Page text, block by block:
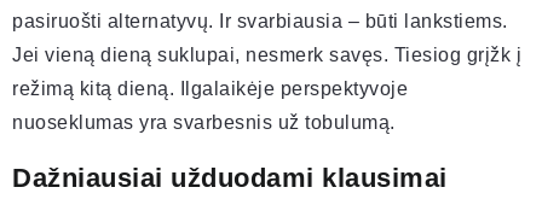
pasiruošti alternatyvų. Ir svarbiausia – būti lankstiems.
Jei vieną dieną suklupai, nesmerk savęs. Tiesiog grįžk į
režimą kitą dieną. Ilgalaikėje perspektyvoje
nuoseklumas yra svarbesnis už tobulumą.
Dažniausiai užduodami klausimai